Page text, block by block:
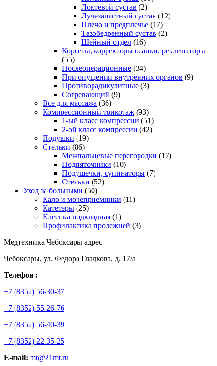
Локтевой сустав (2)
Лучезапястный сустав (12)
Плечо и предплечье (17)
Тазобедренный сустав (2)
Шейный отдел (16)
Корсеты, корректоры осанки, реклинаторы
(55)
Послеоперационные (34)
При опущении внутренних органов (9)
Противорадикулитные (3)
Согревающий (9)
Все для массажа (36)
Компрессионный трикотаж (93)
1-ый класс компрессии (51)
2-ой класс компрессии (42)
Подушки (19)
Стельки (86)
Межпальцевые перегородки (17)
Подпяточники (10)
Подушечки, супинаторы (7)
Стельки (52)
Уход за больными (50)
Кало и мочеприемники (11)
Катетеры (25)
Клеенка подкладная (1)
Профилактика пролежней (3)
Медтехника Чебоксары адрес
Чебоксары, ул. Федора Гладкова, д. 17/а
Телефон :
+7 (8352) 56-30-37
+7 (8352) 55-26-76
+7 (8352) 56-40-39
+7 (8352) 22-35-25
E-mail: mt@21mt.ru